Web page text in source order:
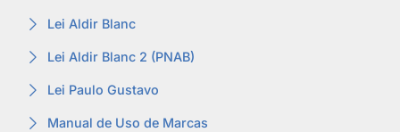
Lei Aldir Blanc
Lei Aldir Blanc 2 (PNAB)
Lei Paulo Gustavo
Manual de Uso de Marcas